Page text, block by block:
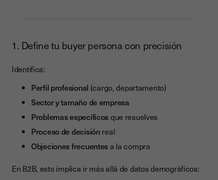
1. Define tu buyer persona con precisión
Identifica:
Perfil profesional (cargo, departamento)
Sector y tamaño de empresa
Problemas específicosque resuelves
Proceso de decisiónreal
Objeciones frecuentesa la compra
En B2B, esto implica ir más allá de datos demográficos: